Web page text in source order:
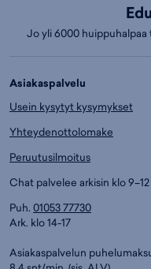
Jo yli 6000 huippuhalpaa
Asiakaspalvelu
Usein kysytyt kysymykset
Yhteydenottolomake
Peruutusilmoitus
Chat palvelee arkisin klo 9–12
Puh. 01053 77730
Ark. klo 14-17
Asiakaspalvelun